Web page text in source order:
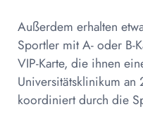
Außerdem erhalten
Sportler mit A- oder B-
VIP-Karte, die ihnen
Universitätsklinikum an
koordiniert durch die